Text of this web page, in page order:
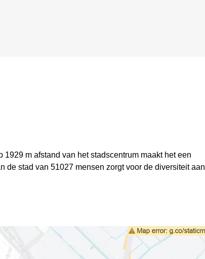
m afstand van het stadscentrum maakt het een
de stad van 51027 mensen zorgt voor de diversiteit aan